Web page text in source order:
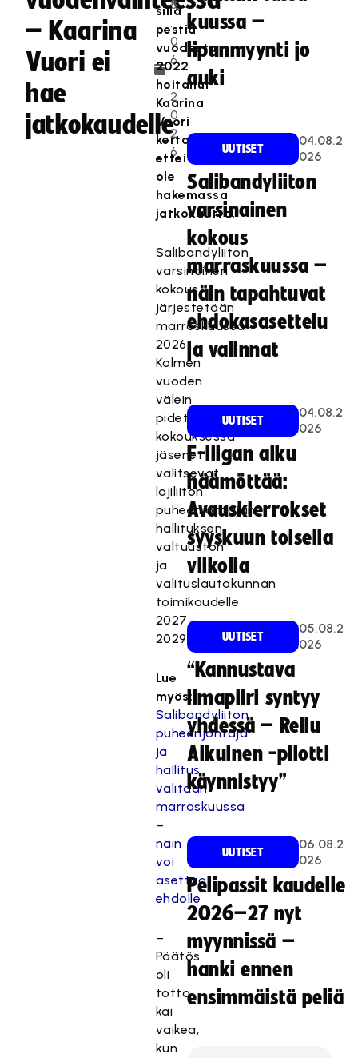
– Kaarina
Vuori ei
hae
jatkokaudelle
8
.
0
6
.
2
0
2
6
sillä
pestiä
vuodesta
2022
hoitanut
Kaarina
Vuori
kertoo,
ettei
ole
hakemassa
jatkokautta.
Salibandyliiton
varsinainen
kokous
järjestetään
marraskuussa
2026.
Kolmen
vuoden
välein
pidettävässä
kokouksessa
jäsenet
valitsevat
lajiliiton
puheenjohtajan,
hallituksen,
valtuuston
ja
valituslautakunnan
toimikaudelle
2027–
2029.
Lue
myös:
Salibandyliiton
puheenjohtaja
ja
hallitus
valitaan
marraskuussa
–
näin
voi
asettua
ehdolle
–
Päätös
oli
totta
kai
vaikea,
kun
kuussa –
lipunmyynti jo
auki
UUTISET
04.08.2
026
Salibandyliiton
varsinainen
kokous
marraskuussa –
näin tapahtuvat
ehdokasasettelu
ja valinnat
UUTISET
04.08.2
026
F-liigan alku
häämöttää:
Avauskierrokset
syyskuun toisella
viikolla
UUTISET
05.08.2
026
“Kannustava
ilmapiiri syntyy
yhdessä – Reilu
Aikuinen -pilotti
käynnistyy”
UUTISET
06.08.2
026
Pelipassit kaudelle
2026–27 nyt
myynnissä –
hanki ennen
ensimmäistä peliä